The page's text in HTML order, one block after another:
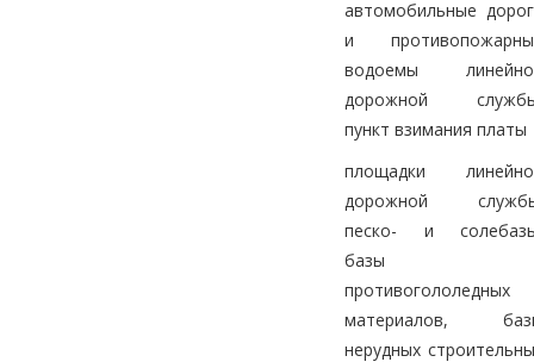
автомобильные
и
водоемы
дорожной
пункт взимания платы
площадки
дорожной
песко- и
базы
противогололедных
материалов,
нерудных